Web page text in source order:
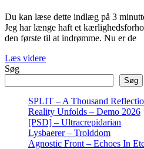
Du kan læse dette indlæg på 3
Jeg har længe haft et
den første til at indrømme. Nu er de
Læs videre
Søg
Søg
SPLIT – A Thousand
Reality Unfolds – Demo 2026
[PSD] – Ultracrepidarian
Lysbaerer – Trolddom
Agnostic Front – Echoes In